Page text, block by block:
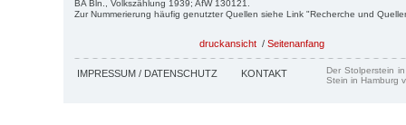
BA Bln., Volkszählung 1939; AfW 130121.
Zur Nummerierung häufig genutzter Quellen siehe Link "Recherche und
druckansicht / Seitenanfang
IMPRESSUM / DATENSCHUTZ KONTAKT
Der Stolperstein
Stein in Hamburg